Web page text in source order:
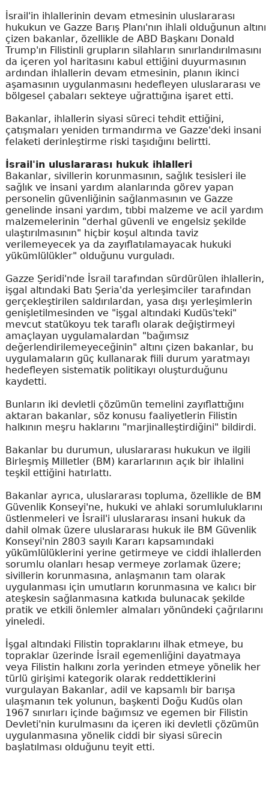
İsrail'in ihlallerinin devam etmesinin uluslararası
hukukun ve Gazze Barış Planı'nın ihlali olduğunun altını
çizen bakanlar, özellikle de ABD Başkanı Donald
Trump'ın Filistinli grupların silahların sınırlandırılmasını
da içeren yol haritasını kabul ettiğini duyurmasının
ardından ihlallerin devam etmesinin, planın ikinci
aşamasının uygulanmasını hedefleyen uluslararası ve
bölgesel çabaları sekteye uğrattığına işaret etti.
Bakanlar, ihlallerin siyasi süreci tehdit ettiğini,
çatışmaları yeniden tırmandırma ve Gazze'deki insani
felaketi derinleştirme riski taşıdığını belirtti.
İsrail'in uluslararası hukuk ihlalleri
Bakanlar, sivillerin korunmasının, sağlık tesisleri ile
sağlık ve insani yardım alanlarında görev yapan
personelin güvenliğinin sağlanmasının ve Gazze
genelinde insani yardım, tıbbi malzeme ve acil yardım
malzemelerinin "derhal güvenli ve engelsiz şekilde
ulaştırılmasının" hiçbir koşul altında taviz
verilemeyecek ya da zayıflatılamayacak hukuki
yükümlülükler" olduğunu vurguladı.
Gazze Şeridi'nde İsrail tarafından sürdürülen ihlallerin,
işgal altındaki Batı Şeria'da yerleşimciler tarafından
gerçekleştirilen saldırılardan, yasa dışı yerleşimlerin
genişletilmesinden ve "işgal altındaki Kudüs'teki"
mevcut statükoyu tek taraflı olarak değiştirmeyi
amaçlayan uygulamalardan "bağımsız
değerlendirilemeyeceğinin" altını çizen bakanlar, bu
uygulamaların güç kullanarak fiili durum yaratmayı
hedefleyen sistematik politikayı oluşturduğunu
kaydetti.
Bunların iki devletli çözümün temelini zayıflattığını
aktaran bakanlar, söz konusu faaliyetlerin Filistin
halkının meşru haklarını "marjinalleştirdiğini" bildirdi.
Bakanlar bu durumun, uluslararası hukukun ve ilgili
Birleşmiş Milletler (BM) kararlarının açık bir ihlalini
teşkil ettiğini hatırlattı.
Bakanlar ayrıca, uluslararası topluma, özellikle de BM
Güvenlik Konseyi'ne, hukuki ve ahlaki sorumluluklarını
üstlenmeleri ve İsrail'i uluslararası insani hukuk da
dahil olmak üzere uluslararası hukuk ile BM Güvenlik
Konseyi'nin 2803 sayılı Kararı kapsamındaki
yükümlülüklerini yerine getirmeye ve ciddi ihlallerden
sorumlu olanları hesap vermeye zorlamak üzere;
sivillerin korunmasına, anlaşmanın tam olarak
uygulanması için umutların korunmasına ve kalıcı bir
ateşkesin sağlanmasına katkıda bulunacak şekilde
pratik ve etkili önlemler almaları yönündeki çağrılarını
yineledi.
İşgal altındaki Filistin topraklarını ilhak etmeye, bu
topraklar üzerinde İsrail egemenliğini dayatmaya
veya Filistin halkını zorla yerinden etmeye yönelik her
türlü girişimi kategorik olarak reddettiklerini
vurgulayan Bakanlar, adil ve kapsamlı bir barışa
ulaşmanın tek yolunun, başkenti Doğu Kudüs olan
1967 sınırları içinde bağımsız ve egemen bir Filistin
Devleti'nin kurulmasını da içeren iki devletli çözümün
uygulanmasına yönelik ciddi bir siyasi sürecin
başlatılması olduğunu teyit etti.